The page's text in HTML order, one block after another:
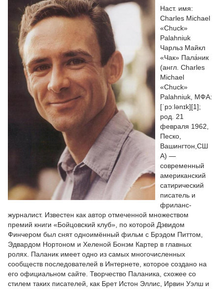
Наст. имя:
Charles Michael
«Chuck»
Palahniuk
Чарльз Майкл
«Чак» Пала́ник
(англ. Charles
Michael
«Chuck»
Palahniuk, МФА:
[ˈpɔːlənɪk][1];
род. 21
февраля 1962,
Песко,
Вашингтон,СШ
А) —
современный
американский
сатирический
писатель и
фриланс-
журналист. Известен как автор отмеченной множеством
премий книги «Бойцовский клуб», по которой Дэвидом
Финчером был снят одноимённый фильм с Брэдом Питтом,
Эдвардом Нортоном и Хеленой Бонэм Картер в главных
ролях. Паланик имеет одно из самых многочисленных
сообществ последователей в Интернете, которое создано на
его официальном сайте. Творчество Паланика, схожее со
стилем таких писателей, как Брет Истон Эллис, Ирвин Уэлш и